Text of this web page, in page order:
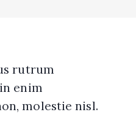
rutrum
enim
molestie nisl.